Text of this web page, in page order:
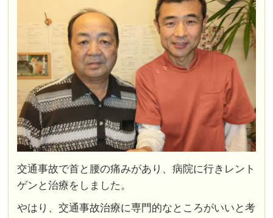
交通事故で首と腰の痛みがあり、病院に行きレント
ゲンと治療をしました。
やはり、交通事故治療に専門的なところがいいと考